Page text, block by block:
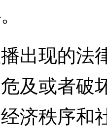
现的法
及或者破
济秩序和